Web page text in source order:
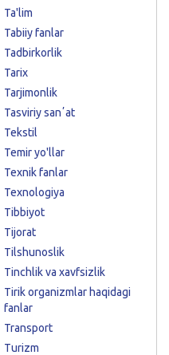
Ta'lim
Tabiiy fanlar
Tadbirkorlik
Tarix
Tarjimonlik
Tasviriy sanʼat
Tekstil
Temir yo'llar
Texnik fanlar
Texnologiya
Tibbiyot
Tijorat
Tilshunoslik
Tinchlik va xavfsizlik
Tirik organizmlar haqidagi
fanlar
Transport
Turizm